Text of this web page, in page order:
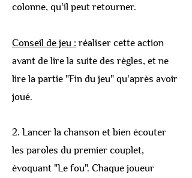
colonne, qu'il peut retourner.
Conseil de jeu : réaliser cette action
avant de lire la suite des règles, et ne
lire la partie "Fin du jeu" qu'après avoir
joué.
2. Lancer la chanson et bien écouter
les paroles du premier couplet,
évoquant "Le fou". Chaque joueur